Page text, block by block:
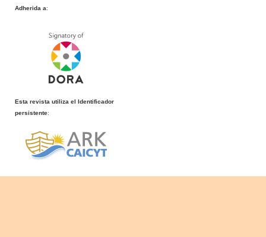
Adherida a:
Esta revista utiliza el Identificador
persistente: